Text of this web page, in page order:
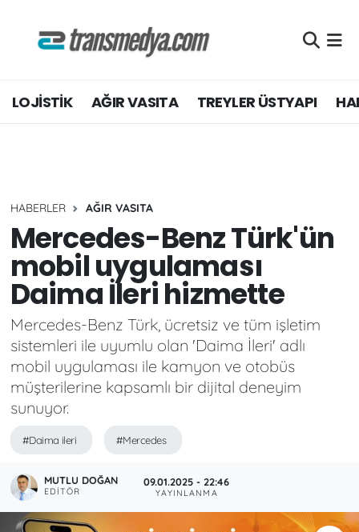
LOJİSTİK AĞIR VASITA TREYLER ÜSTYAPI
HABERLER AĞIR VASITA
Mercedes-Benz Türk'ün
mobil uygulaması
Daima İleri hizmette
Mercedes-Benz Türk, ücretsiz ve tüm işletim
sistemleri ile uyumlu olan 'Daima İleri' adlı
mobil uygulaması ile kamyon ve otobüs
müşterilerine kapsamlı bir dijital deneyim
sunuyor.
#Daima ileri #Mercedes
MUTLU DOĞAN
EDITÖR
09.01.2025 - 22:46
YAYINLANMA
TİCARİ ARAÇLAR
AKARYAKIT
AKTÜEL
YEŞİL LOJİSTİK
EĞİTİM
Nöbetçi Eczaneler
Hava Durumu
Süper Lig Puan Durumu ve Fikstür
Tüm Manşetler
Son Dakika Haberleri
Haber Arşivi